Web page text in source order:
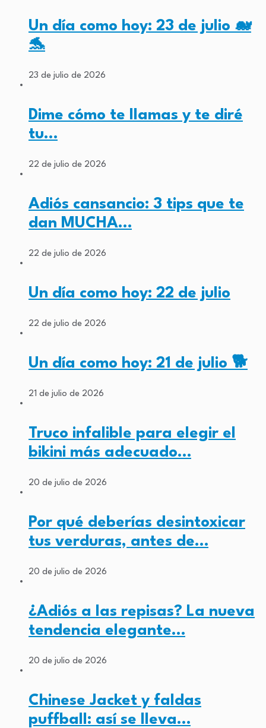
Un día como hoy: 23 de julio 🐋
🐬
23 de julio de 2026
Dime cómo te llamas y te diré
tu…
22 de julio de 2026
Adiós cansancio: 3 tips que te
dan MUCHA…
22 de julio de 2026
Un día como hoy: 22 de julio
22 de julio de 2026
Un día como hoy: 21 de julio 🐕
21 de julio de 2026
Truco infalible para elegir el
bikini más adecuado…
20 de julio de 2026
Por qué deberías desintoxicar
tus verduras, antes de…
20 de julio de 2026
¿Adiós a las repisas? La nueva
tendencia elegante…
20 de julio de 2026
Chinese Jacket y faldas
puffball: así se lleva…